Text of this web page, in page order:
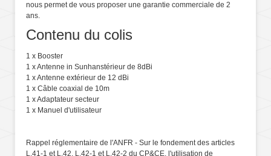
nous permet de vous proposer une garantie commerciale de 2
ans.
Contenu du colis
1 x Booster
1 x Antenne in Sunhanstérieur de 8dBi
1 x Antenne extérieur de 12 dBi
1 x Câble coaxial de 10m
1 x Adaptateur secteur
1 x Manuel d'utilisateur
Rappel réglementaire de l'ANFR - Sur le fondement des articles
L.41-1 et L.42, L.42-1 et L.42-2 du CP&CE, l'utilisation de